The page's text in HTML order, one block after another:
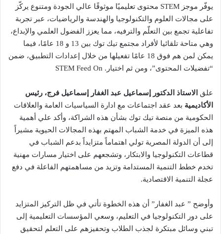
يوفّر موجز STEM محتوى تعليميًا موثوقًا عالي الجودة ومتنوع يركّز
على مجالات العلوم والتكنولوجيا والهندسة والرياضيات، عبر تجربة
تفاعلية تجمع بين التعلّم والترفيه، مما يعزز الفضول العلمي والإبداع،
وهي متاحة تلقائيا لأفراد مجتمع تيك توك بين 13 و 18 عامًا، فيما
يمكن لمن هم فوق 18 عامًا تفعيلها من خلال إعدادات التطبيق، ضمن
“تفضيلات المحتوى”، ومن ثم اختيار. STEM Feed On
علق الاستاذ الدكتور إسماعيل عبد الغفار إسماعيل فرج، رئيس
الأكاديمية بعد عقد اجتماعات مع ادارة السياسيات العامة والعلاقات
الحكومية من منصة تيك توك بشأن هذه الشراكة، وأكد علي أهمية
هذه الميزة في خدمة الشباب المهتم بهذه المجالات الحيوية مشيراً
إلى أن الدولة المصرية تولي اهتماماً متزايداً بدعم الشباب في
قطاعات التكنولوجيا والابتكار، وتشجعهم على اختيار مسارات مهنية
تخدم خطط التنمية المستدامة وتزيد من مساهمتهم الفاعلة في دفع
عجلة التنمية الاقتصادية.
وأوضح ” عبد الغفار” أن هذه الخطوة تأتي في ظل التركيز المتزايد
على دور التكنولوجيا في التعليم، وسعي المؤسسات التعليمية إلى
تبني وسائل مبتكرة لجذب الطلاب وتحفيزهم على التعلم لتحقيق